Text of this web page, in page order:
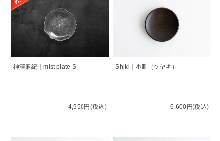
神澤麻紀｜mist plate S
4,950円(税込)
Shiki｜小皿（ケヤキ）
6,600円(税込)